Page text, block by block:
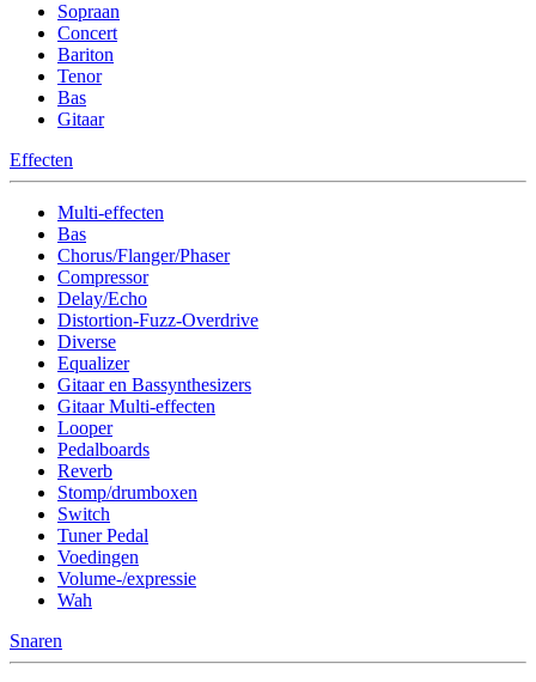
Sopraan
Concert
Bariton
Tenor
Bas
Gitaar
Effecten
Multi-effecten
Bas
Chorus/Flanger/Phaser
Compressor
Delay/Echo
Distortion-Fuzz-Overdrive
Diverse
Equalizer
Gitaar en Bassynthesizers
Gitaar Multi-effecten
Looper
Pedalboards
Reverb
Stomp/drumboxen
Switch
Tuner Pedal
Voedingen
Volume-/expressie
Wah
Snaren